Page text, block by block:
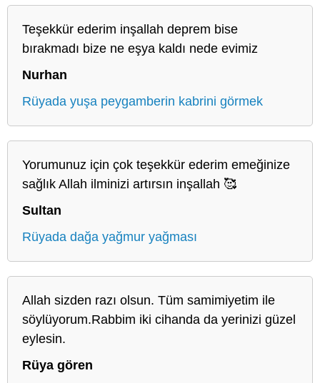
Teşekkür ederim inşallah deprem bise
bırakmadı bize ne eşya kaldı nede evimiz
Nurhan
Rüyada yuşa peygamberin kabrini görmek
Yorumunuz için çok teşekkür ederim emeğinize
sağlık Allah ilminizi artırsın inşallah 🥰
Sultan
Rüyada dağa yağmur yağması
Allah sizden razı olsun. Tüm samimiyetim ile
söylüyorum.Rabbim iki cihanda da yerinizi güzel
eylesin.
Rüya gören